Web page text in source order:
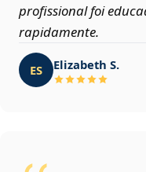
profissional foi
rapidamente.
ES Elizabeth S.